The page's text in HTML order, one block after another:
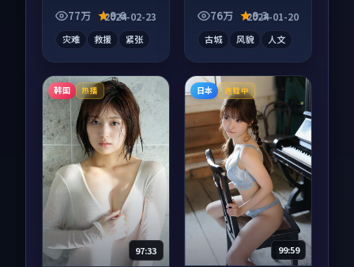
为内核，情感戏份扎
77万 9.6
2024-02-23
灾难 救援 紧张
凑信息量大，适合沉
76万 9.3
2024-01-20
古城 风貌 人文
韩国 热播
97:33
日本 连载中
99:59